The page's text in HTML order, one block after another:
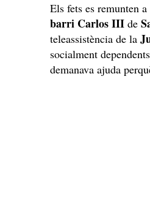
Els fets es remunten
barri Carlos III de
teleassistència de la
socialment
demanava ajuda